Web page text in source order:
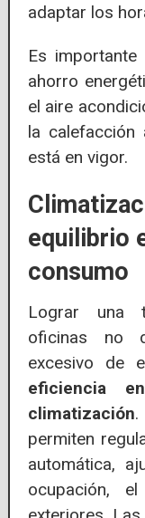
adaptar los
Es
ahorro
el aire
la
está en vigor.
equilibrio
consumo
Lograr una
oficinas no
excesivo de
eficiencia
climatización
permiten
automática,
ocupación,